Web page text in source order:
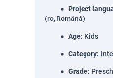
Project
(ro, Română)
Age: Kids
Category:
Grade: